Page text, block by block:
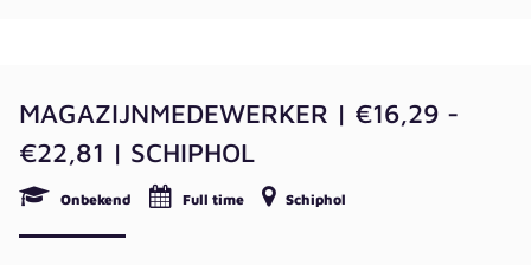
MAGAZIJNMEDEWERKER | €16,29 -
€22,81 | SCHIPHOL
Onbekend Full time Schiphol